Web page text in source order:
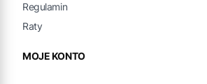
Regulamin
Raty
MOJE KONTO